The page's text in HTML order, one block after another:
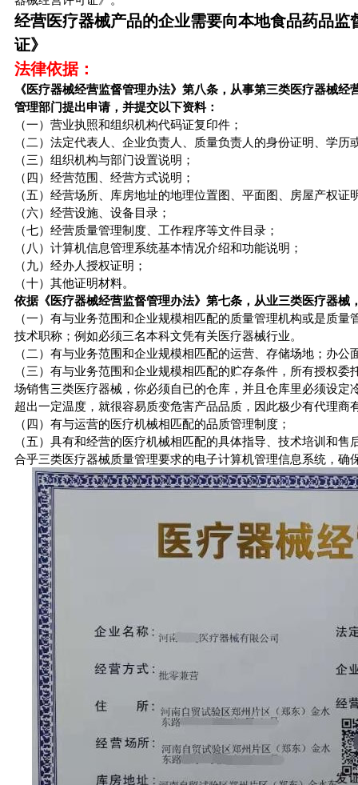
经营医疗器械产品的企业需要向本地食品药品
证》
法律依据：
《医疗器械经营监督管理办法》第八条，从事第三类医疗器械
管理部门提出申请，并提交以下资料：
（一）营业执照和组织机构代码证复印件；
（二）法定代表人、企业负责人、质量负责人的身份证明、学历
（三）组织机构与部门设置说明；
（四）经营范围、经营方式说明；
（五）经营场所、库房地址的地理位置图、平面图、房屋产权
（六）经营设施、设备目录；
（七）经营质量管理制度、工作程序等文件目录；
（八）计算机信息管理系统基本情况介绍和功能说明；
（九）经办人授权证明；
（十）其他证明材料。
依据《医疗器械经营监督管理办法》第七条，从业三类医疗器械
（一）有与业务范围和企业规模相匹配的质量管理机构或是质
技术职称；例如必须三名本科文凭有关医疗器械行业。
（二）有与业务范围和企业规模相匹配的运营、存储场地；办
（三）有与业务范围和企业规模相匹配的贮存条件，所有授权
场销售三类医疗器械，你必须自已的仓库，并且仓库里必须设
超出一定温度，就很容易质变危害产品品质，因此极少有代理商
（四）有与运营的医疗机械相匹配的品质管理制度；
（五）具有和经营的医疗机械相匹配的具体指导、技术培训和
合乎三类医疗器械质量管理要求的电子计算机管理信息系统，确